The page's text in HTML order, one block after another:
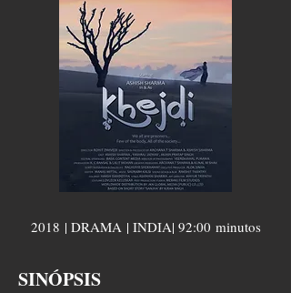
2018 | DRAMA | INDIA| 92:00 minutos
SINÓPSIS